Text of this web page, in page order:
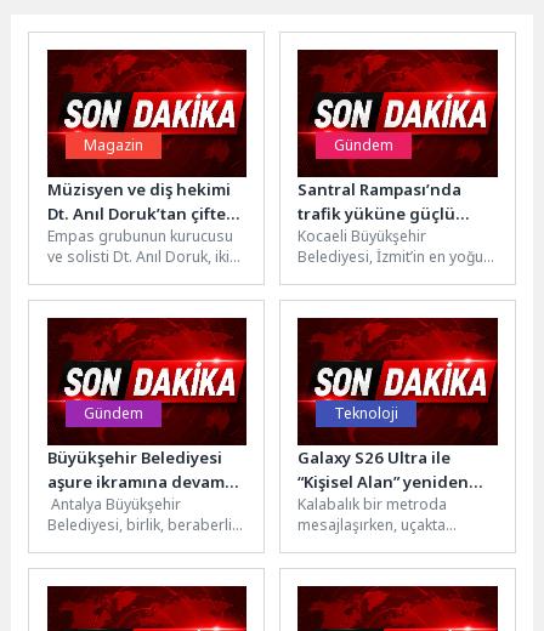
Magazin
Müzisyen ve diş hekimi
Dt. Anıl Doruk’tan çifte
müzik sürprizi
Empas grubunun kurucusu
ve solisti Dt. Anıl Doruk, iki
müzikseverlerle
buluşturuyor....
Gündem
Santral Rampası’nda
trafik yüküne güçlü
dokunuş
Kocaeli Büyükşehir
Belediyesi, İzmit’in en yoğun
akslarından Gazanfer Bilge
Bulvarı’nda...
Gündem
Büyükşehir Belediyesi
aşure ikramına devam
ediyor
Antalya Büyükşehir
Belediyesi, birlik, beraberlik
arttığı Muharrem ayında
merkez ve ilçelerde
vatandaşlara...
Teknoloji
Galaxy S26 Ultra ile
“Kişisel Alan” yeniden
tanımlanıyor
Kalabalık bir metroda
mesajlaşırken, uçakta
incelerken ya da bir kafede
banka...